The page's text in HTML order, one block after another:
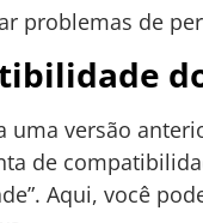
problemas de
uma versão
de
Aqui, você